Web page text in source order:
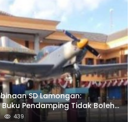
SD Lamongan:
Pendamping Tidak Boleh
439